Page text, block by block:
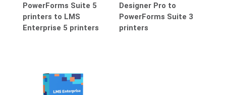
PowerForms Suite 5
printers to LMS
Enterprise 5 printers
Designer Pro to
PowerForms Suite 3
printers